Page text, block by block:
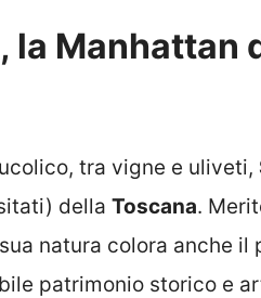
la Manhattan
tra vigne e uliveti,
della Toscana.
natura colora anche
patrimonio storico e